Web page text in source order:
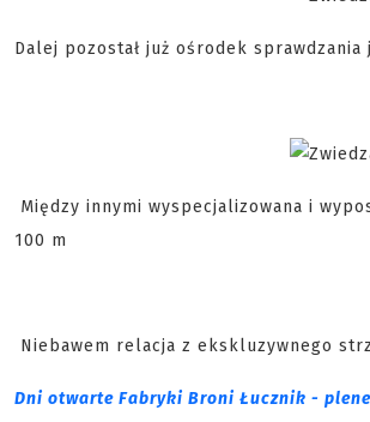
Dalej pozostał już ośrodek
Między innymi wyspecjalizowana i
100 m
Niebawem relacja z ekskluzywnego
Dni otwarte Fabryki Broni Łucznik -